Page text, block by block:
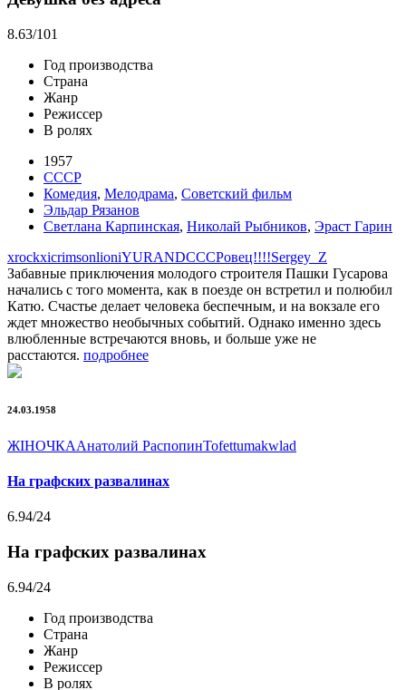
8.63/101
Год производства
Страна
Жанр
Режиссер
В ролях
1957
СССР
Комедия, Мелодрама, Советский фильм
Эльдар Рязанов
Светлана Карпинская, Николай Рыбников, Эраст Гарин
xrockxicrimsonlioniYURANDСССРовец!!!!Sergey_Z
Забавные приключения молодого строителя Пашки Гусарова
начались с того момента, как в поезде он встретил и полюбил
Катю. Счастье делает человека беспечным, и на вокзале его
ждет множество необычных событий. Однако именно здесь
влюбленные встречаются вновь, и больше уже не
расстаются. подробнее
24.03.1958
ЖIНОЧКААнатолий РаспопинTofettumakwlad
На графских развалинах
6.94/24
На графских развалинах
6.94/24
Год производства
Страна
Жанр
Режиссер
В ролях